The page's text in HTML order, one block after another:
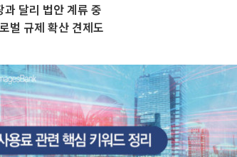
과 달리 법안 계류 중
벌 규제 확산 견제도